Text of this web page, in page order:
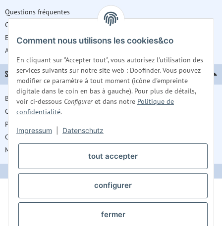
Questions fréquentes
Carrière
Espace Presse
A propos de nous
SERVICE
Barrierefreiheitserklärung
Contact
Protection des données
CGV
Mentions légales
Comment nous utilisons les cookies&co
En cliquant sur "Accepter tout", vous autorisez l'utilisation des
services suivants sur notre site web : Doofinder. Vous pouvez
modifier ce paramètre à tout moment (icône d'empreinte
digitale dans le coin en bas à gauche). Pour plus de détails,
voir ci-dessous Configureret dans notre Politique de
confidentialité.
Impressum Datenschutz
tout accepter
configurer
fermer